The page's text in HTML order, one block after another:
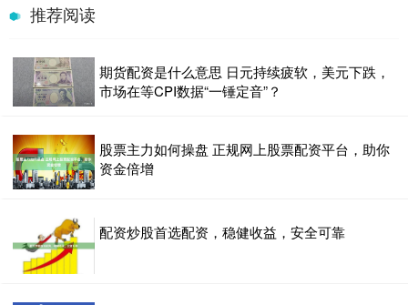
推荐阅读
期货配资是什么意思 日元持续疲软，美元下跌，
市场在等CPI数据“一锤定音”？
股票主力如何操盘 正规网上股票配资平台，助你
资金倍增
配资炒股首选配资，稳健收益，安全可靠